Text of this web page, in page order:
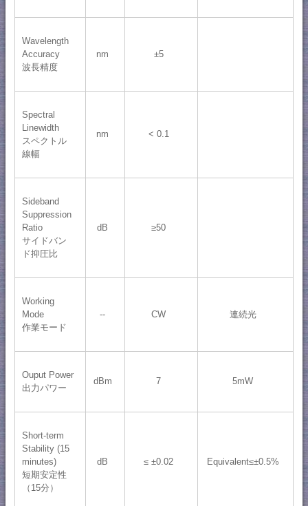
Wavelength
Accuracy
波長精度
nm ±5
Spectral
Linewidth
スペクトル
線幅
nm < 0.1
Sideband
Suppression
Ratio
サイドバン
ド抑圧比
dB ≥50
Working
Mode
作業モード
-- CW 連続光
Ouput Power
出力パワー
dBm 7 5mW
Short-term
Stability (15
minutes)
短期安定性
（15分）
dB ≤ ±0.02 Equivalent≤±0.5%